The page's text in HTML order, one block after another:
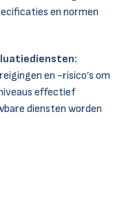
en normen
en -risico’s om
effectief
diensten worden